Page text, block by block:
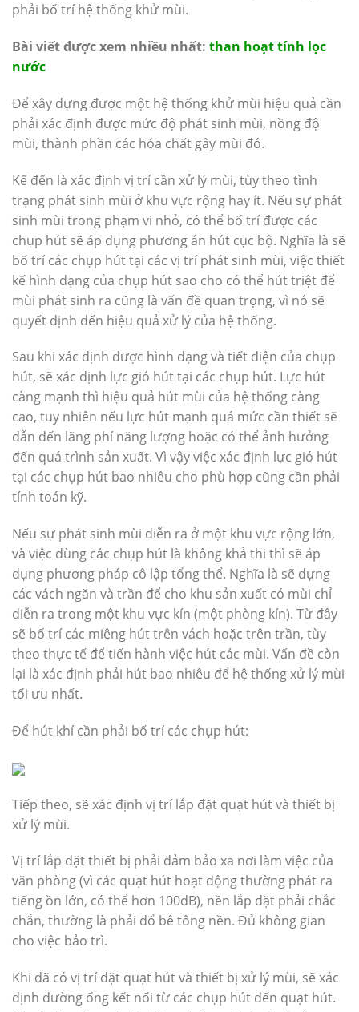
phải bố trí hệ thống khử mùi.
Bài viết được xem nhiều nhất: than hoạt tính lọc
nước
Để xây dựng được một hệ thống khử mùi hiệu quả cần
phải xác định được mức độ phát sinh mùi, nồng độ
mùi, thành phần các hóa chất gây mùi đó.
Kế đến là xác định vị trí cần xử lý mùi, tùy theo tình
trạng phát sinh mùi ở khu vực rộng hay ít. Nếu sự phát
sinh mùi trong phạm vi nhỏ, có thể bố trí được các
chụp hút sẽ áp dụng phương án hút cục bộ. Nghĩa là sẽ
bố trí các chụp hút tại các vị trí phát sinh mùi, việc thiết
kế hình dạng của chụp hút sao cho có thể hút triệt để
mùi phát sinh ra cũng là vấn đề quan trọng, vì nó sẽ
quyết định đến hiệu quả xử lý của hệ thống.
Sau khi xác định được hình dạng và tiết diện của chụp
hút, sẽ xác định lực gió hút tại các chụp hút. Lực hút
càng mạnh thì hiệu quả hút mùi của hệ thống càng
cao, tuy nhiên nếu lực hút mạnh quá mức cần thiết sẽ
dẫn đến lãng phí năng lượng hoặc có thể ảnh hưởng
đến quá trình sản xuất. Vì vậy việc xác định lực gió hút
tại các chụp hút bao nhiêu cho phù hợp cũng cần phải
tính toán kỹ.
Nếu sự phát sinh mùi diễn ra ở một khu vực rộng lớn,
và việc dùng các chụp hút là không khả thi thì sẽ áp
dụng phương pháp cô lập tổng thể. Nghĩa là sẽ dựng
các vách ngăn và trần để cho khu sản xuất có mùi chỉ
diễn ra trong một khu vực kín (một phòng kín). Từ đây
sẽ bố trí các miệng hút trên vách hoặc trên trần, tùy
theo thực tế để tiến hành việc hút các mùi. Vấn đề còn
lại là xác định phải hút bao nhiêu để hệ thống xử lý mùi
tối ưu nhất.
Để hút khí cần phải bố trí các chụp hút:
Tiếp theo, sẽ xác định vị trí lắp đặt quạt hút và thiết bị
xử lý mùi.
Vị trí lắp đặt thiết bị phải đảm bảo xa nơi làm việc của
văn phòng (vì các quạt hút hoạt động thường phát ra
tiếng ồn lớn, có thể hơn 100dB), nền lắp đặt phải chắc
chắn, thường là phải đổ bê tông nền. Đủ không gian
cho việc bảo trì.
Khi đã có vị trí đặt quạt hút và thiết bị xử lý mùi, sẽ xác
định đường ống kết nối từ các chụp hút đến quạt hút.